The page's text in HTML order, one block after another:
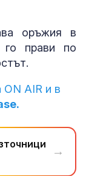
оръжия в
го прави по
AIR и в
→